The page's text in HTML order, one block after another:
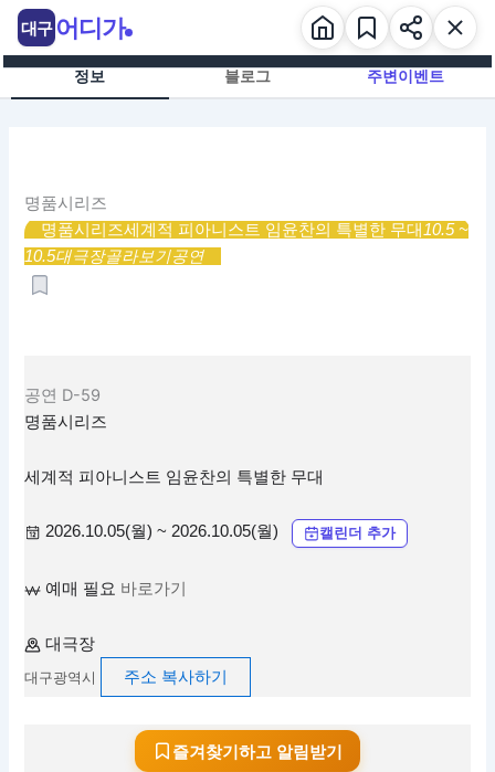
츠
정보 블로그 주변이벤트
명품시리즈
명품시리즈세계적 피아니스트 임윤찬의 특별한 무대10.5 ~
10.5대극장골라보기공연
공연 D-59
명품시리즈
세계적 피아니스트 임윤찬의 특별한 무대
2026.10.05(월) ~ 2026.10.05(월) 캘린더 추가
예매 필요 바로가기
대극장
대구광역시 주소 복사하기
즐겨찾기하고 알림받기
대구 어디가